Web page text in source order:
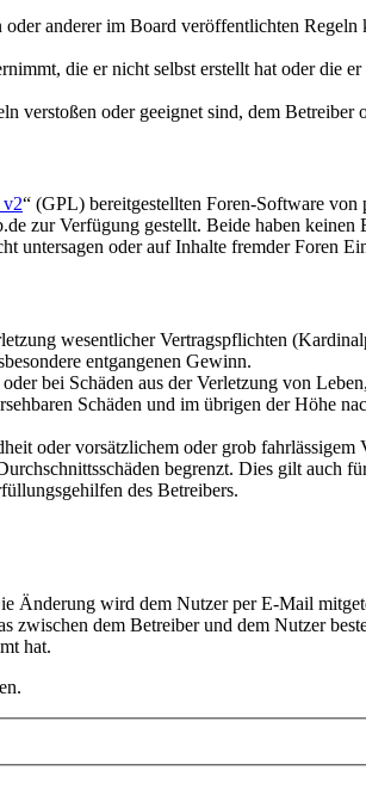
anderer im Board veröffentlichten
die er nicht selbst erstellt hat oder die
verstoßen oder geeignet sind, dem
v2“ (GPL) bereitgestellten Foren-Software
zur Verfügung gestellt. Beide haben
untersagen oder auf Inhalte fremder Foren
wesentlicher Vertragspflichten
entgangenen Gewinn.
bei Schäden aus der Verletzung von
Schäden und im übrigen der Höhe
oder vorsätzlichem oder grob fahrlässigem
begrenzt. Dies gilt auch
des Betreibers.
Änderung wird dem Nutzer per E-Mail
dem Betreiber und dem Nutzer
hat.